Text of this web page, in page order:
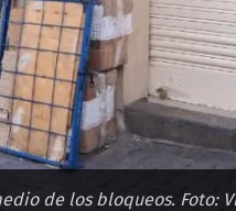
de los bloqueos. Foto: